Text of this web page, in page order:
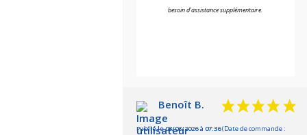
besoin d'assistance supplémentaire.
Benoît B.
Publié le 03/03/2026 à 07:36(Date de commande :